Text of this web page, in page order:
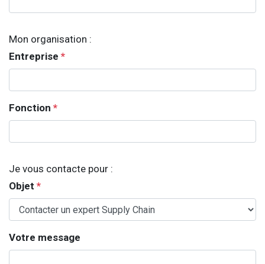
Mon organisation :
Entreprise *
Fonction *
Je vous contacte pour :
Objet *
Votre message